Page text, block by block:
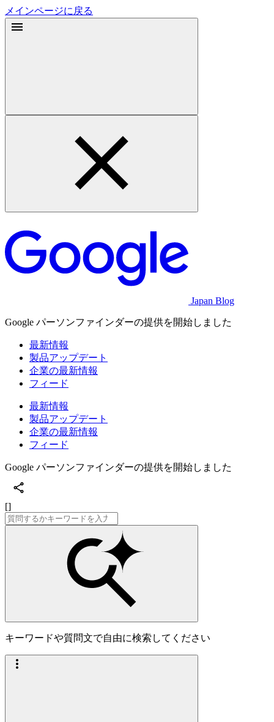
メインページに戻る
Japan Blog
Google パーソンファインダーの提供を開始しました
最新情報
製品アップデート
企業の最新情報
フィード
最新情報
製品アップデート
企業の最新情報
フィード
Google パーソンファインダーの提供を開始しました
[]
キーワードや質問文で自由に検索してください